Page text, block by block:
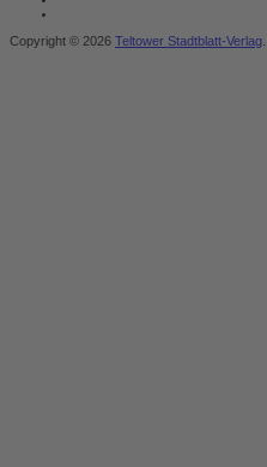
Copyright © 2026 Teltower Stadtblatt-Verlag